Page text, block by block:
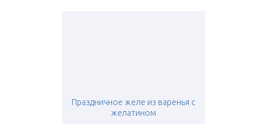
Праздничное желе из варенья с
желатином